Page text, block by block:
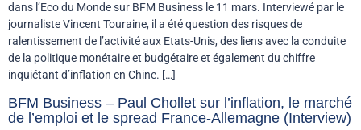
dans l’Eco du Monde sur BFM Business le 11 mars. Interviewé par le
journaliste Vincent Touraine, il a été question des risques de
ralentissement de l’activité aux Etats-Unis, des liens avec la conduite
de la politique monétaire et budgétaire et également du chiffre
inquiétant d’inflation en Chine. […]
BFM Business – Paul Chollet sur l’inflation, le marché
de l’emploi et le spread France-Allemagne (Interview)